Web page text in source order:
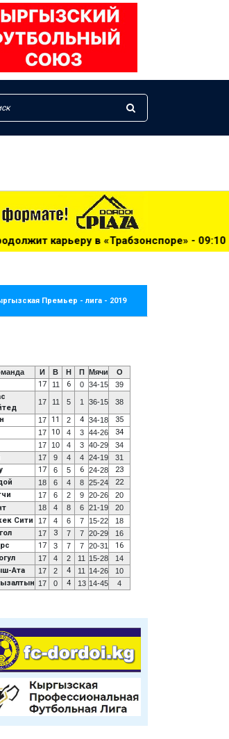
- 09:10 ***УЕФА изменил
Премьер - лига - 2019
И В Н П Мячи
О
17 11 6 0 34-15 39
17 11 5 1 36-15 38
17 11 2 4 34-18 35
17 10 4 3 44-26 34
17 10 4 3 40-29
34
17 9 4 4 24-19
31
17 6 5 6 24-28 23
18 6 4 8 25-24 22
17 6 2 9 20-26
20
18 4 8 6 21-19
20
Сити 17 4 6 7 15-22
18
17 3 7 7 20-29
16
17 3 7 7 20-31 16
17 4 2 11 15-28
14
Ата 17 2 4 11 14-26
10
17 0 4 13 14-45 4